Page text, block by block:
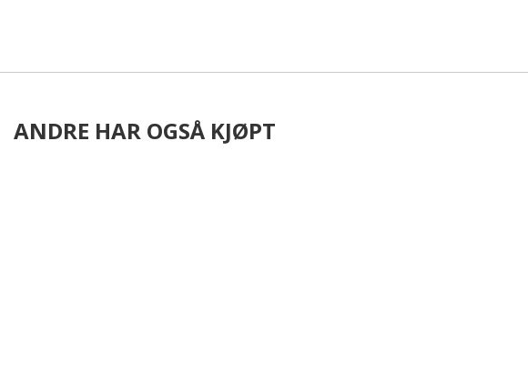
ANDRE HAR OGSÅ KJØPT